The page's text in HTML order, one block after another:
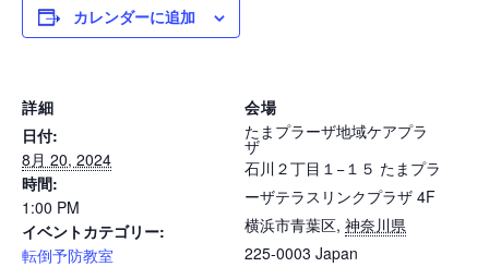
カレンダーに追加
詳細
日付:
8月 20, 2024
時間:
1:00 PM
イベントカテゴリー:
転倒予防教室
会場
たまプラーザ地域ケアプラ
ザ
石川２丁目１−１５ たまプラ
ーザテラスリンクプラザ 4F
横浜市青葉区, 神奈川県
225-0003 Japan